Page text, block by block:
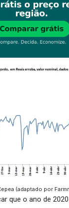
(adaptado por
que o ano de